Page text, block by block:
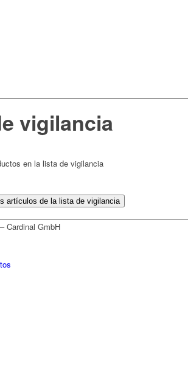
vigilancia
en la lista de vigilancia
artículos de la lista de vigilancia
Cardinal GmbH